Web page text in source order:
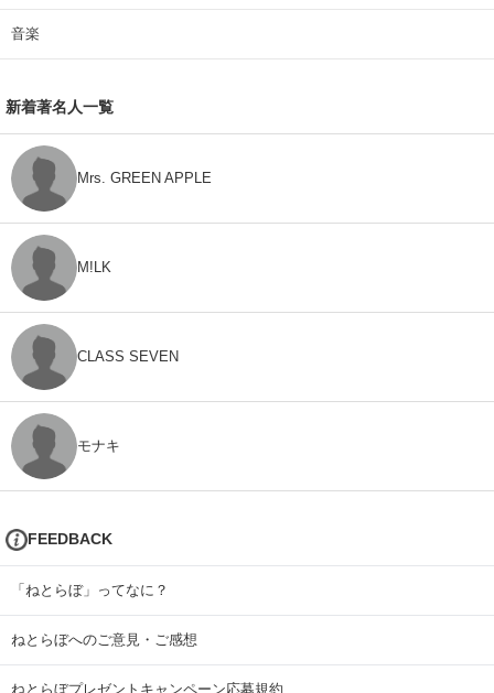
音楽
新着著名人一覧
Mrs. GREEN APPLE
M!LK
CLASS SEVEN
モナキ
FEEDBACK
「ねとらぼ」ってなに？
ねとらぼへのご意見・ご感想
ねとらぼプレゼントキャンペーン応募規約